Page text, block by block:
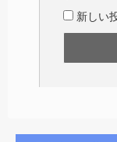
新しい